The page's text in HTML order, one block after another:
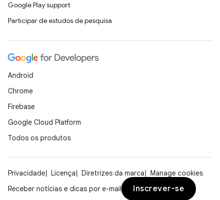
Google Play support
Participar de estudos de pesquisa
Android
Chrome
Firebase
Google Cloud Platform
Todos os produtos
Privacidade Licença Diretrizes da marca
Manage cookies
Receber notícias e dicas por e-mail
Inscrever-se